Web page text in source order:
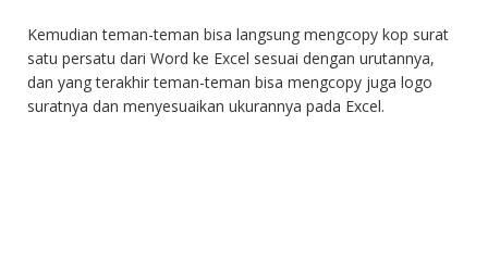
Kemudian teman-teman bisa langsung mengcopy kop surat
satu persatu dari Word ke Excel sesuai dengan urutannya,
dan yang terakhir teman-teman bisa mengcopy juga logo
suratnya dan menyesuaikan ukurannya pada Excel.